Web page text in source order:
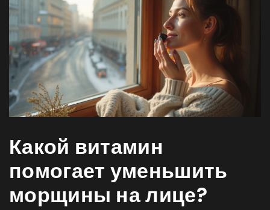
Какой витамин
помогает уменьшить
морщины на лице?